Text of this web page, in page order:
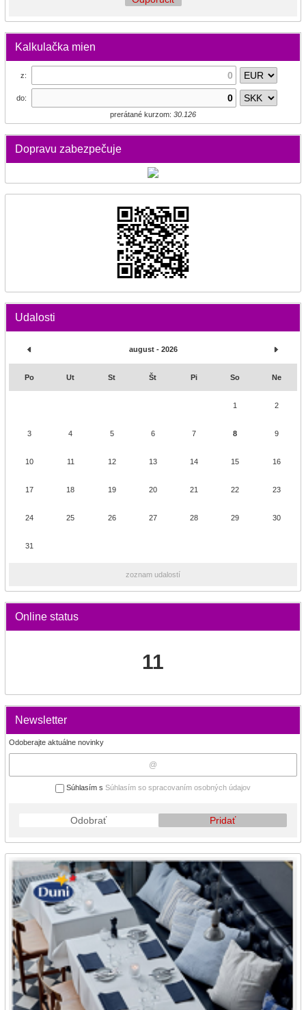
Kalkulačka mien
z:
do:
prerátané kurzom: 30.126
Dopravu zabezpečuje
Udalosti
august - 2026
Po Ut St Št Pi So Ne
1 2
3 4 5 6 7 8 9
10 11 12 13 14 15 16
17 18 19 20 21 22 23
24 25 26 27 28 29 30
31
zoznam udalostí
Online status
11
Newsletter
Odoberajte aktuálne novinky
Súhlasím s Súhlasím so spracovaním osobných údajov
Odobrať Pridať